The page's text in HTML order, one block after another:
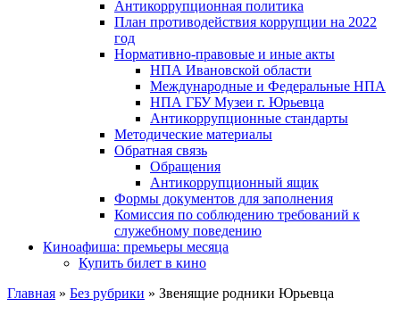
Антикоррупционная политика
План противодействия коррупции на 2022
год
Нормативно-правовые и иные акты
НПА Ивановской области
Международные и Федеральные НПА
НПА ГБУ Музеи г. Юрьевца
Антикоррупционные стандарты
Методические материалы
Обратная связь
Обращения
Антикоррупционный ящик
Формы документов для заполнения
Комиссия по соблюдению требований к
служебному поведению
Киноафиша: премьеры месяца
Купить билет в кино
Главная » Без рубрики » Звенящие родники Юрьевца